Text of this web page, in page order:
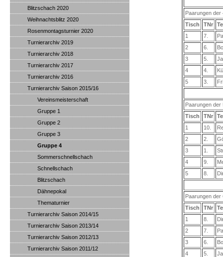
Paarungen der
Tisch
TNr
1
7.
2
6.
3
5.
4
4.
5
3.
Paarungen der
Tisch
TNr
1
10.
2
2.
3
1.
4
9.
5
8.
Paarungen der
Tisch
TNr
1
8.
2
7.
3
6.
4
5.
Blitzschach 2020
Weihnachtsblitz 2020
Rosenmontagsturnier 2020
Turnierarchiv 2019
Turnierarchiv 2018
Turnierarchiv 2017
Turnierarchiv 2016
Turnierarchiv Saison 2015/16
Vereinsmeisterschaft
Gruppe 1
Gruppe 2
Gruppe 3
Gruppe 4
Sommerschnellschach
Schnellschach
Blitzschach
Dähnepokal
Thematurnier
Turnierarchiv Saison 2014/15
Turnierarchiv Saison 2013/14
Turnierarchiv Saison 2012/13
Turnierarchiv Saison 2011/12